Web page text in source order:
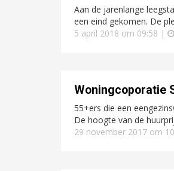
Aan de jarenlange
een eind gekomen. De
5 april 2018 om 09:58 |
Woningcoporatie
55+ers die een
De hoogte van de
29 november 2017 om